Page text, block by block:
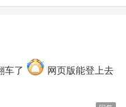
车了
网页版能登上去